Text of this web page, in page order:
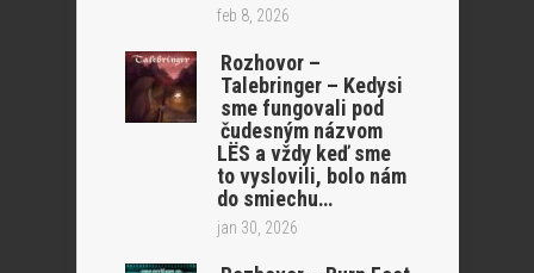
feb 8, 2026
Rozhovor –
Talebringer – Kedysi
sme fungovali pod
čudesným názvom
LËS a vždy keď sme
to vyslovili, bolo nám
do smiechu…
jan 30, 2026